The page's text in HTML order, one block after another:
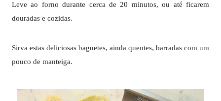
Leve ao forno durante cerca de 20 minutos, ou até ficarem
douradas e cozidas.
Sirva estas deliciosas baguetes, ainda quentes, barradas com um
pouco de manteiga.